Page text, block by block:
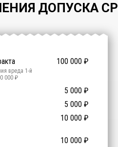
ДОПУСКА СРО
100 000 ₽
вреда 1-й
000 ₽
0 ₽
обязательств
5 000 ₽
5 000 ₽
10 000 ₽
НРС 0 ₽
14 500 ₽
14 500 ₽
14 500 ₽
10 000 ₽